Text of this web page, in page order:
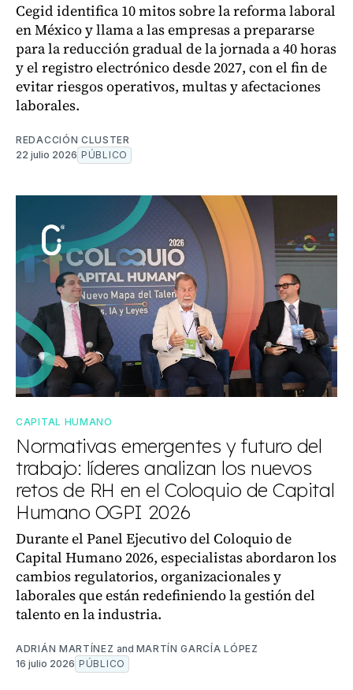
Cegid identifica 10 mitos sobre la reforma laboral
en México y llama a las empresas a prepararse
para la reducción gradual de la jornada a 40 horas
y el registro electrónico desde 2027, con el fin de
evitar riesgos operativos, multas y afectaciones
laborales.
REDACCIÓN CLUSTER
22 julio 2026 PÚBLICO
CAPITAL HUMANO
Normativas emergentes y futuro del
trabajo: líderes analizan los nuevos
retos de RH en el Coloquio de Capital
Humano OGPI 2026
Durante el Panel Ejecutivo del Coloquio de
Capital Humano 2026, especialistas abordaron los
cambios regulatorios, organizacionales y
laborales que están redefiniendo la gestión del
talento en la industria.
ADRIÁN MARTÍNEZ and MARTÍN GARCÍA LÓPEZ
16 julio 2026 PÚBLICO